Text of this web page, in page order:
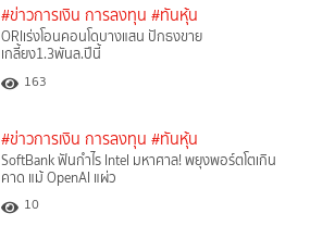
#ข่าวการเงิน การลงทุน #ทันหุ้น
ORIเร่งโอนคอนโดบางแสน ปักธงขาย
เกลี้ยง1.3พันล.ปีนี้
163
#ข่าวการเงิน การลงทุน #ทันหุ้น
SoftBank ฟันกำไร Intel มหาศาล! พยุงพอร์ตโตเกิน
คาด แม้ OpenAI แผ่ว
10